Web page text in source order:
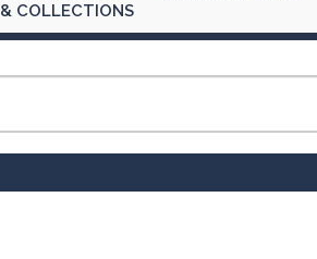
& COLLECTIONS